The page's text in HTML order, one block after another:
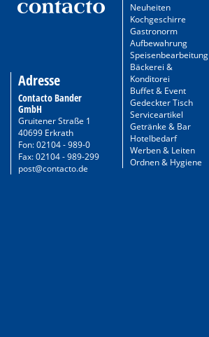
Adresse
Contacto Bander
GmbH
Gruitener Straße 1
40699 Erkrath
Fon: 02104 - 989-0
Fax: 02104 - 989-299
post@contacto.de
Neuheiten
Kochgeschirre
Gastronorm
Aufbewahrung
Speisenbearbeitung
Bäckerei &
Konditorei
Buffet & Event
Gedeckter Tisch
Serviceartikel
Getränke & Bar
Hotelbedarf
Werben & Leiten
Ordnen & Hygiene